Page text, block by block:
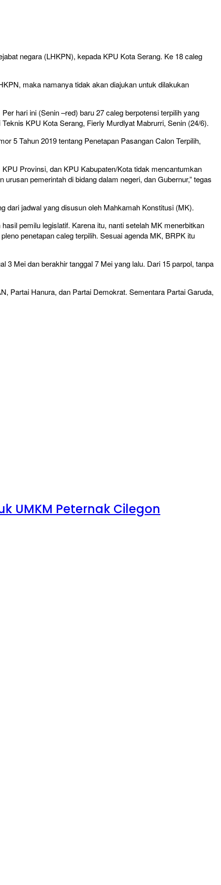
negara (LHKPN), kepada KPU Kota Serang. Ke 18 caleg
maka namanya tidak akan diajukan untuk dilakukan
hari ini (Senin –red) baru 27 caleg berpotensi terpilih yang
KPU Kota Serang, Fierly Murdlyat Mabrurri, Senin (24/6).
5 Tahun 2019 tentang Penetapan Pasangan Calon Terpilih,
Provinsi, dan KPU Kabupaten/Kota tidak mencantumkan
pemerintah di bidang dalam negeri, dan Gubernur,” tegas
dari jadwal yang disusun oleh Mahkamah Konstitusi (MK).
pemilu legislatif. Karena itu, nanti setelah MK menerbitkan
penetapan caleg terpilih. Sesuai agenda MK, BRPK itu
3 Mei dan berakhir tanggal 7 Mei yang lalu. Dari 15 parpol, tanpa
Partai Hanura, dan Partai Demokrat. Sementara Partai Garuda,
UMKM Peternak Cilegon